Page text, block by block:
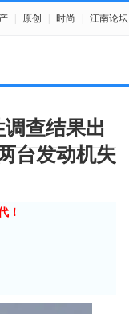
原创 时尚 江南论坛
调查结果出
台发动机失
！